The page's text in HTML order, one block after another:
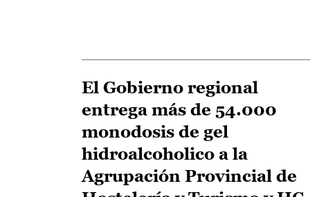
El Gobierno regional
entrega más de 54.000
monodosis de gel
hidroalcoholico a la
Agrupación Provincial de